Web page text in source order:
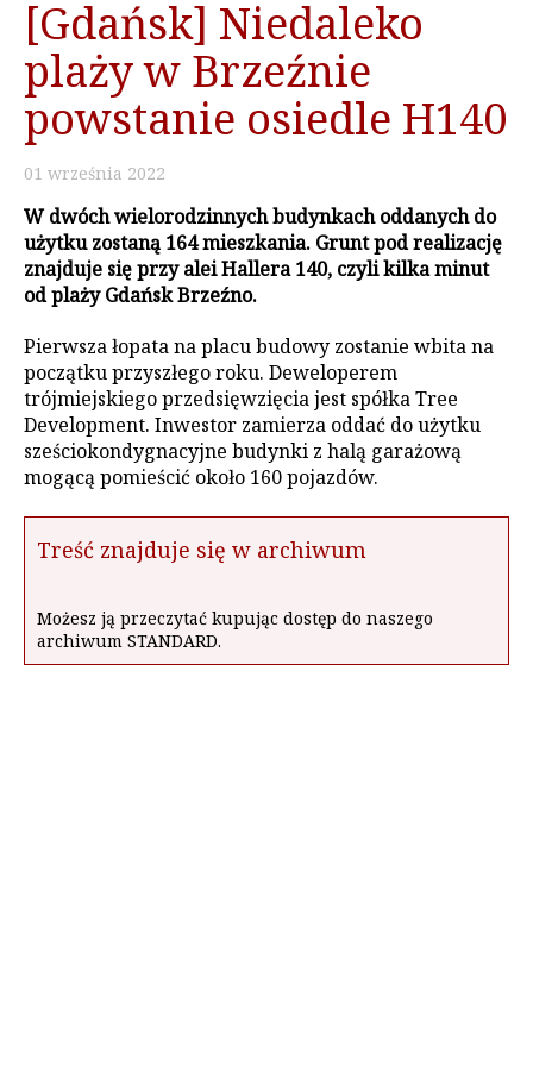
[Gdańsk] Niedaleko
plaży w Brzeźnie
powstanie osiedle H140
01 września 2022
W dwóch wielorodzinnych budynkach oddanych do
użytku zostaną 164 mieszkania. Grunt pod realizację
znajduje się przy alei Hallera 140, czyli kilka minut
od plaży Gdańsk Brzeźno.
Pierwsza łopata na placu budowy zostanie wbita na
początku przyszłego roku. Deweloperem
trójmiejskiego przedsięwzięcia jest spółka Tree
Development. Inwestor zamierza oddać do użytku
sześciokondygnacyjne budynki z halą garażową
mogącą pomieścić około 160 pojazdów.
Treść znajduje się w archiwum
Możesz ją przeczytać kupując dostęp do naszego
archiwum STANDARD.